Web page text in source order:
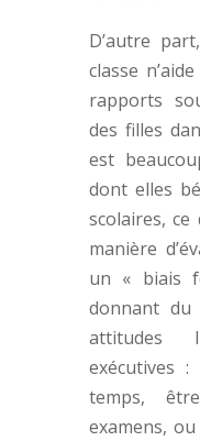
D’autre
classe
rapports
des filles
est
dont elles
scolaires,
manière
un « biais
donnant du
attitudes
exécutives
temps,
examens,